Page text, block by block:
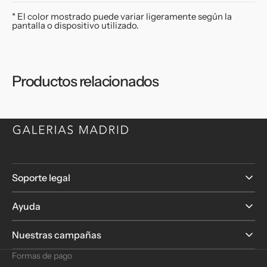
* El color mostrado puede variar ligeramente según la
pantalla o dispositivo utilizado.
Productos relacionados
Soporte legal
Ayuda
Nuestras campañas
Formas de pago